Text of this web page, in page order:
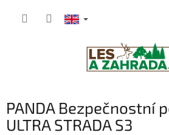
PANDA Bezpečnostní
ULTRA STRADA S3